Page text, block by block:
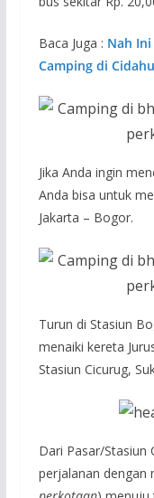
Baca Juga : Nah
Camping di Cidahu
Jika Anda ingin
Anda bisa untuk
Jakarta – Bogor.
Turun di Stasiun
menaiki kereta
Stasiun Cicurug,
Dari Pasar/Stasiun
perjalanan dengan